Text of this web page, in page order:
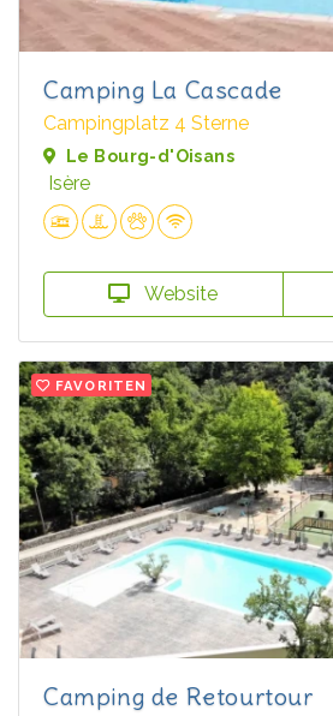
Camping La Cascade
Campingplatz 4 Sterne
Le Bourg-d'Oisans
Isère
Website
FAVORITEN
Camping de Retourtour